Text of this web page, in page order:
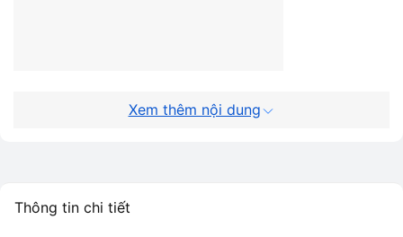
Laptop Nitro AN515-58 i5 12500H – Sức
thuộc thương hiệu
Xem thêm nội dung
Thông tin chi tiết